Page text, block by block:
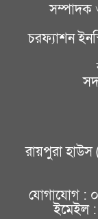
সম্পাদক
চরফ্যাশন
রায়পুরা
যোগাযোগ :
ইমেইল